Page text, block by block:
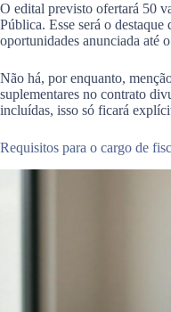
O edital previsto ofertará 50
Pública. Esse será o
oportunidades anunciada até
Não há, por enquanto,
suplementares no contrato
incluídas, isso só ficará
Requisitos para o cargo de